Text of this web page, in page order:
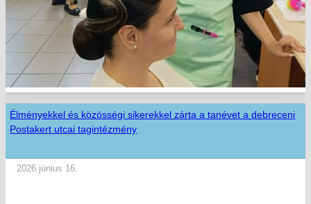
Élményekkel és közösségi sikerekkel zárta a tanévet a debreceni
Postakert utcai tagintézmény
2026 június 16.